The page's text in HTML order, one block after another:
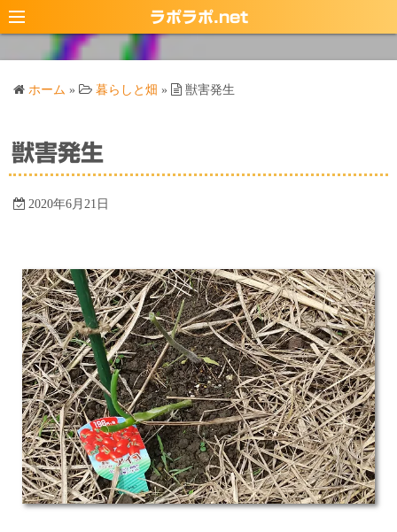
コ
ン
ス
キ
ラポラポ.net
ホーム » 暮らしと畑 » 獣害発生
獣害発生
2020年6月21日